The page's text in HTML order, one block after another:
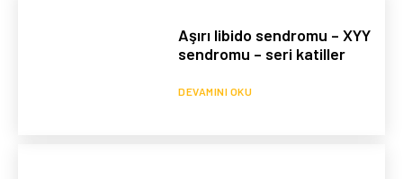
Aşırı libido sendromu – XYY
sendromu – seri katiller
DEVAMINI OKU